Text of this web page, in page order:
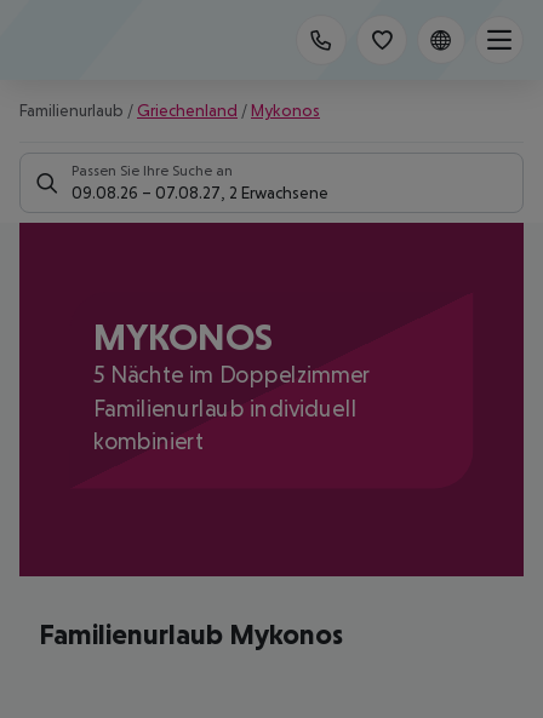
Familienurlaub / Griechenland / Mykonos
Passen Sie Ihre Suche an
09.08.26 – 07.08.27 2 Erwachsene
MYKONOS
5 Nächte im Doppelzimmer
Familienurlaub individuell
kombiniert
Familienurlaub Mykonos